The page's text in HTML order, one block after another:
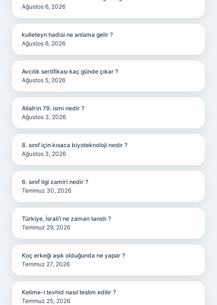
Ağustos 6, 2026
kulleteyn hadisi ne anlama gelir ?
Ağustos 6, 2026
Avcılık sertifikası kaç günde çıkar ?
Ağustos 5, 2026
Allah’ın 79. ismi nedir ?
Ağustos 3, 2026
8. sınıf için kısaca biyoteknoloji nedir ?
Ağustos 3, 2026
6. sınıf ilgi zamiri nedir ?
Temmuz 30, 2026
Türkiye, İsrail’i ne zaman tanıdı ?
Temmuz 29, 2026
Koç erkeği aşık olduğunda ne yapar ?
Temmuz 27, 2026
Kelime-i tevhid nasıl teslim edilir ?
Temmuz 25, 2026